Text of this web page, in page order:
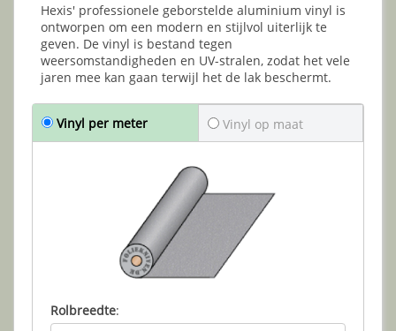
Hexis' professionele geborstelde aluminium vinyl is
ontworpen om een modern en stijlvol uiterlijk te
geven. De vinyl is bestand tegen
weersomstandigheden en UV-stralen, zodat het vele
jaren mee kan gaan terwijl het de lak beschermt.
Vinyl per meter Vinyl op maat
Rolbreedte: